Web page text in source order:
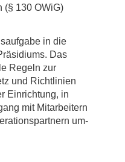
(§ 130 OWiG)
in die
Das
Regeln zur
und Richtlinien
Einrichtung, in
mit Mitarbeitern
um-